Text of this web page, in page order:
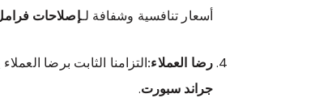
أسعار تنافسية وشفافة لـإصلاحات
رضا العملاء:التزامنا الثابت برضا
جراند سبورت.